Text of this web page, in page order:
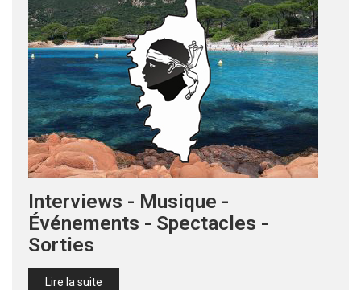
Interviews - Musique -
Événements - Spectacles -
Sorties
Lire la suite